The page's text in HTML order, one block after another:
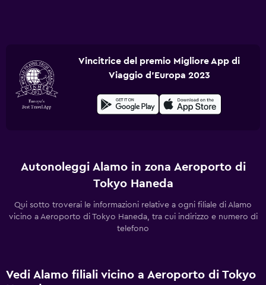
Vincitrice del premio Migliore App di
Viaggio d'Europa 2023
Autonoleggi Alamo in zona Aeroporto di
Tokyo Haneda
Qui sotto troverai le informazioni relative a ogni filiale di Alamo
vicino a Aeroporto di Tokyo Haneda, tra cui indirizzo e numero di
telefono
Vedi Alamo filiali vicino a Aeroporto di Tokyo